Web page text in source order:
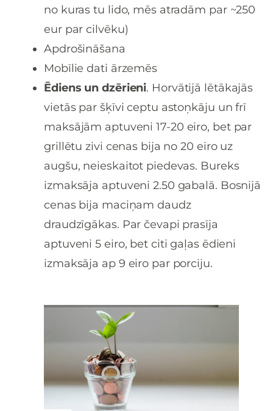
no kuras tu lido, mēs atradām par ~250
eur par cilvēku)
Apdrošināšana
Mobīlie dati ārzemēs
Ēdiens un dzērieni. Horvātijā lētākajās
vietās par šķīvi ceptu astoņkāju un frī
maksājām aptuveni 17-20 eiro, bet par
grillētu zivi cenas bija no 20 eiro uz
augšu, neieskaitot piedevas. Bureks
izmaksāja aptuveni 2.50 gabalā. Bosnijā
cenas bija maciņam daudz
draudzīgākas. Par čevapi prasīja
aptuveni 5 eiro, bet citi gaļas ēdieni
izmaksāja ap 9 eiro par porciju.